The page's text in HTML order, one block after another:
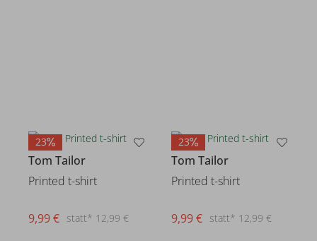
23
Tom Tailor
Printed t-shirt
statt* 12,99 €
9,99 €
23
Tom Tailor
Printed t-shirt
statt* 12,99 €
9,99 €